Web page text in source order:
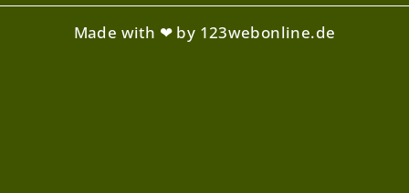
Made with ❤ by 123webonline.de